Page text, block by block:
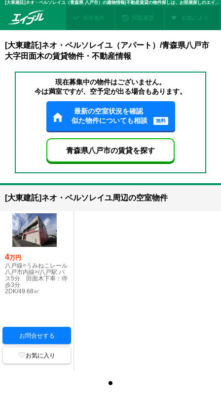
[大東建託]ネオ・ベルソレイユ（青森県 八戸市）の建物情報|不動産賃貸の物件探しは、お部屋探しのエイブル
保存条件 閲覧履歴 お気に入り
[大東建託]ネオ・ベルソレイユ（アパート）/青森県八戸市
大字田面木の賃貸物件・不動産情報
現在募集中の物件はございません。
今は満室ですが、空予定が出る場合もあります。
最新の空室状況を確認
似た物件についても相談
無料
青森県八戸市の賃貸を探す
[大東建託]ネオ・ベルソレイユ周辺の空室物件
4万円
八戸線<うみねこレール
八戸市内線>/八戸駅 バ
ス5分 田面木下車：停
歩3分
2DK/49.68㎡
お問合せする
お気に入り